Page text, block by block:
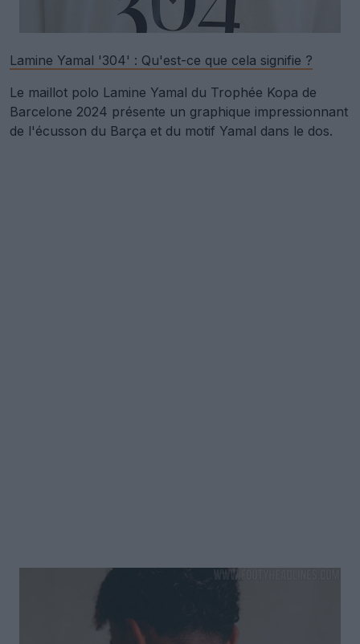
Lamine Yamal '304' : Qu'est-ce que cela signifie ?
Le maillot polo Lamine Yamal du Trophée Kopa de
Barcelone 2024 présente un graphique impressionnant
de l'écusson du Barça et du motif Yamal dans le dos.